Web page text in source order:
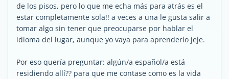
de los pisos, pero lo que me echa más para atrás es el
estar completamente sola!! a veces a una le gusta salir a
tomar algo sin tener que preocuparse por hablar el
idioma del lugar, aunque yo vaya para aprenderlo jeje.
Por eso quería preguntar: algún/a español/a está
residiendo allí?? para que me contase como es la vida